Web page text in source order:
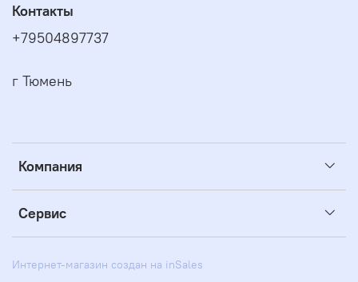
Компания
Сервис
Контакты
+79504897737
г Тюмень
Интернет-магазин создан на inSales